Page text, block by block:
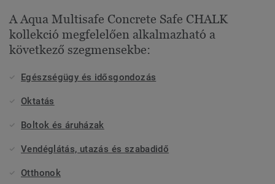
A Aqua Multisafe Concrete Safe CHALK
kollekció megfelelően alkalmazható a
következő szegmensekbe:
Egészségügy és idősgondozás
Oktatás
Boltok és áruházak
Vendéglátás, utazás és szabadidő
Otthonok